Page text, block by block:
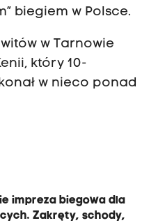
biegiem w Polsce.
w Tarnowie
który 10-
w nieco ponad
impreza biegowa dla
Zakręty, schody,